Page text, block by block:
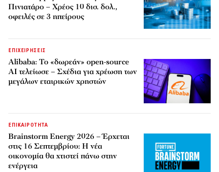
Πινιατάρο – Χρέος 10 δισ. δολ.,
οφειλές σε 3 ηπείρους
ΕΠΙΧΕΙΡΗΣΕΙΣ
Alibaba: Το «δωρεάν» open-source
AI τελείωσε – Σχέδια για χρέωση των
μεγάλων εταιρικών χρηστών
ΕΠΙΚΑΙΡΟΤΗΤΑ
Brainstorm Energy 2026 – Έρχεται
στις 16 Σεπτεμβρίου: Η νέα
οικονομία θα χτιστεί πάνω στην
ενέργεια